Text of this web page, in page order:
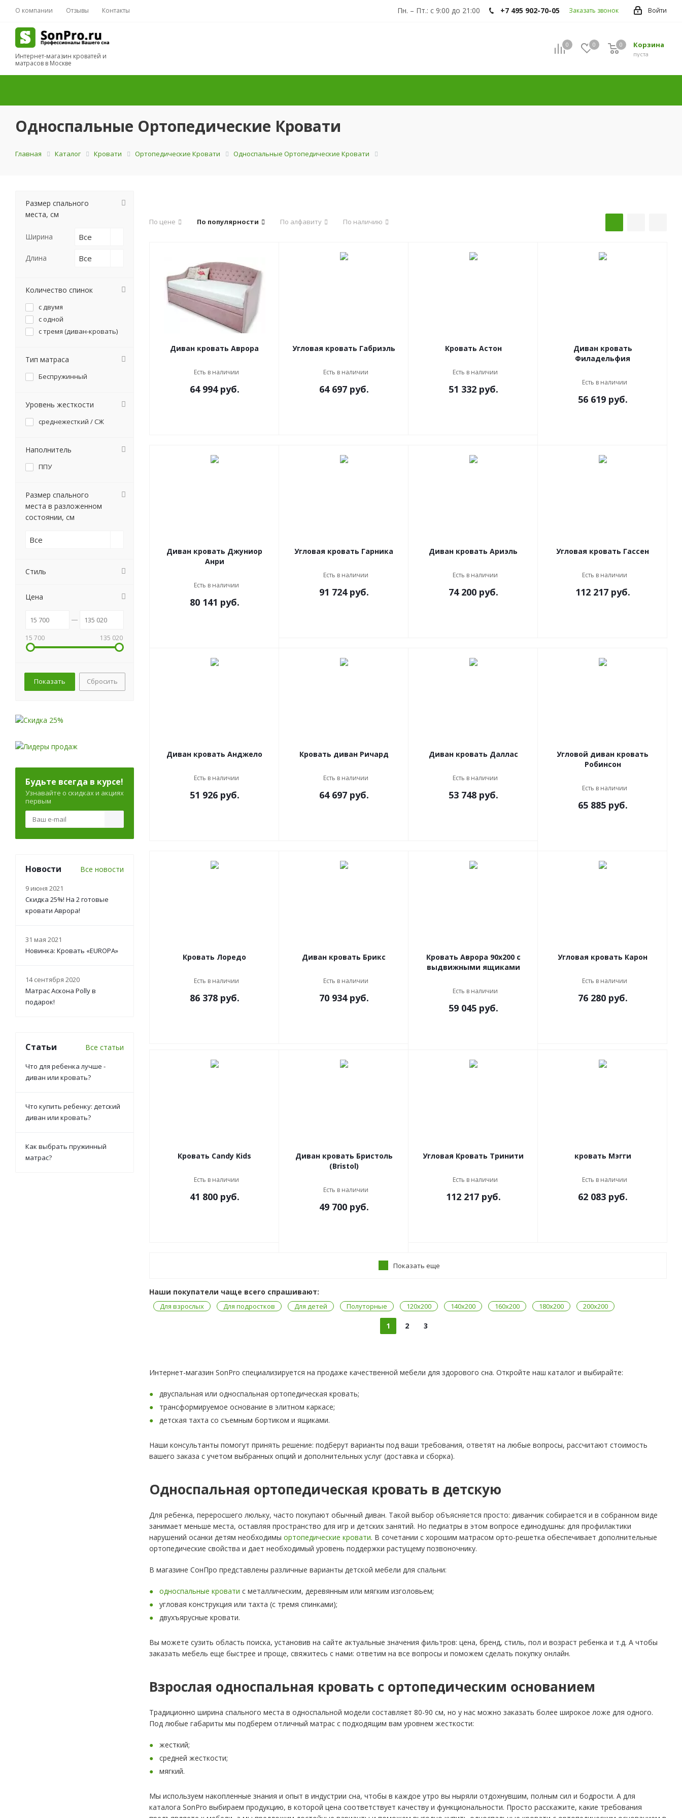
О компании Отзывы Контакты Войти
Пн. – Пт.: с 9:00 до 21:00 +7 495 902-70-05 Заказать звонок
Интернет-магазин кроватей и
матрасов в Москве
0 0 Корзина
пуста
0
Односпальные Ортопедические Кровати
Главная Каталог Кровати Ортопедические Кровати Односпальные Ортопедические Кровати
По цене По популярности По алфавиту По наличию
Диван кровать Аврора
Есть в наличии
64 994руб.
Угловая кровать Габриэль
Есть в наличии
64 697руб.
Кровать Астон
Есть в наличии
51 332руб.
Диван кровать
Филадельфия
Есть в наличии
56 619руб.
Диван кровать Джуниор
Анри
Есть в наличии
80 141 руб.
Угловая кровать Гарника
Есть в наличии
91 724руб.
Диван кровать Ариэль
Есть в наличии
74 200руб.
Угловая кровать Гассен
Есть в наличии
112 217руб.
Диван кровать Анджело
Есть в наличии
51 926руб.
Кровать диван Ричард
Есть в наличии
64 697руб.
Диван кровать Даллас
Есть в наличии
53 748руб.
Угловой диван кровать
Робинсон
Есть в наличии
65 885руб.
Кровать Лоредо
Есть в наличии
86 378руб.
Диван кровать Брикс
Есть в наличии
70 934руб.
Кровать Аврора 90x200 с
выдвижными ящиками
Есть в наличии
59 045руб.
Угловая кровать Карон
Есть в наличии
76 280руб.
Кровать Candy Kids
Есть в наличии
41 800руб.
Диван кровать Бристоль
(Bristol)
Есть в наличии
49 700руб.
Угловая Кровать Тринити
Есть в наличии
112 217руб.
кровать Мэгги
Есть в наличии
62 083руб.
Показать еще
Наши покупатели чаще всего спрашивают:
Для взрослых Для подростков Для детей Полуторные 120x200 140x200 160x200 180x200 200x200
1 2 3
Интернет-магазин SonPro специализируется на продаже качественной мебели для здорового сна. Откройте наш каталог и выбирайте:
двуспальная или односпальная ортопедическая кровать;
трансформируемое основание в элитном каркасе;
детская тахта со съемным бортиком и ящиками.
Наши консультанты помогут принять решение: подберут варианты под ваши требования, ответят на любые вопросы, рассчитают стоимость
вашего заказа с учетом выбранных опций и дополнительных услуг (доставка и сборка).
Односпальная ортопедическая кровать в детскую
Для ребенка, переросшего люльку, часто покупают обычный диван. Такой выбор объясняется просто: диванчик собирается и в собранном виде
занимает меньше места, оставляя пространство для игр и детских занятий. Но педиатры в этом вопросе единодушны: для профилактики
нарушений осанки детям необходимы ортопедические кровати. В сочетании с хорошим матрасом орто-решетка обеспечивает дополнительные
ортопедические свойства и дает необходимый уровень поддержки растущему позвоночнику.
В магазине СонПро представлены различные варианты детской мебели для спальни:
односпальные кровати с металлическим, деревянным или мягким изголовьем;
угловая конструкция или тахта (с тремя спинками);
двухъярусные кровати.
Вы можете сузить область поиска, установив на сайте актуальные значения фильтров: цена, бренд, стиль, пол и возраст ребенка и т.д. А чтобы
заказать мебель еще быстрее и проще, свяжитесь с нами: ответим на все вопросы и поможем сделать покупку онлайн.
Взрослая односпальная кровать с ортопедическим основанием
Традиционно ширина спального места в односпальной модели составляет 80-90 см, но у нас можно заказать более широкое ложе для одного.
Под любые габариты мы подберем отличный матрас с подходящим вам уровнем жесткости:
жесткий;
средней жесткости;
мягкий.
Мы используем накопленные знания и опыт в индустрии сна, чтобы в каждое утро вы ныряли отдохнувшим, полным сил и бодрости. А для
каталога SonPro выбираем продукцию, в которой цена соответствует качеству и функциональности. Просто расскажите, какие требования
Размер спального
места, см
Ширина Все
Длина Все
Количество спинок
с двумя
с одной
с тремя (диван-кровать)
Тип матраса
Беспружинный
Уровень жесткости
среднежесткий / СЖ
Наполнитель
ППУ
Размер спального
места в разложенном
состоянии, см
Все
Стиль
Цена
15 700 135 020
Сбросить
Будьте всегда в курсе!
Узнавайте о скидках и акциях
первым
Новости Все новости
9 июня 2021
Скидка 25%! На 2 готовые
кровати Аврора!
31 мая 2021
Новинка: Кровать «EUROPA»
14 сентября 2020
Матрас Аскона Polly в
подарок!
Статьи Все статьи
Что для ребенка лучше -
диван или кровать?
Что купить ребенку: детский
диван или кровать?
Как выбрать пружинный
матрас?